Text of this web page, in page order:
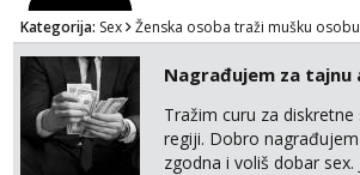
Kategorija: Sex Ženska osoba traži mušku osobu
Nagrađujem za tajnu
Tražim curu za
regiji. Dobro
zgodna i voliš dobar sex.